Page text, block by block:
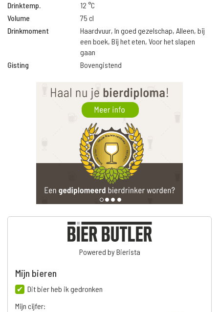
Drinktemp.
12 °C
Volume
75 cl
Drinkmoment
Haardvuur, In goed gezelschap, Alleen, bij
een boek, Bij het eten, Voor het slapen
gaan
Gisting
Bovengistend
Powered by Bierista
Mijn bieren
Dit bier heb ik gedronken
Mijn cijfer: